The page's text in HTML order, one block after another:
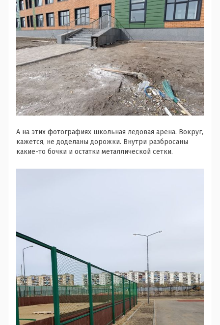
А на этих фотографиях школьная ледовая арена. Вокруг,
кажется, не доделаны дорожки. Внутри разбросаны
какие-то бочки и остатки металлической сетки.